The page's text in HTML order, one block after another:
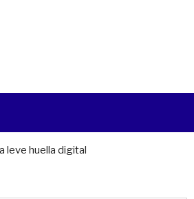
leve huella digital